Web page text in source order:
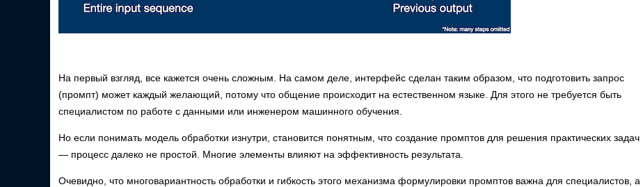
На первый взгляд, все кажется очень сложным. На самом деле, интерфейс сделан таким образом, что подготовить запрос
(промпт) может каждый желающий, потому что общение происходит на естественном языке. Для этого не требуется быть
специалистом по работе с данными или инженером машинного обучения.
Но если понимать модель обработки изнутри, становится понятным, что создание промптов для решения практических задач
— процесс далеко не простой. Многие элементы влияют на эффективность результата.
Очевидно, что многовариантность обработки и гибкость этого механизма формулировки промптов важна для специалистов, а